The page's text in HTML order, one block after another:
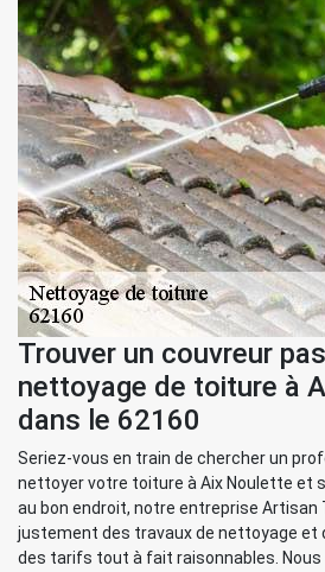
Trouver un couvreur
nettoyage de toiture à
dans le 62160
Seriez-vous en train de chercher un
nettoyer votre toiture à Aix Noulette et
au bon endroit, notre entreprise Artisan
justement des travaux de nettoyage et
des tarifs tout à fait raisonnables.